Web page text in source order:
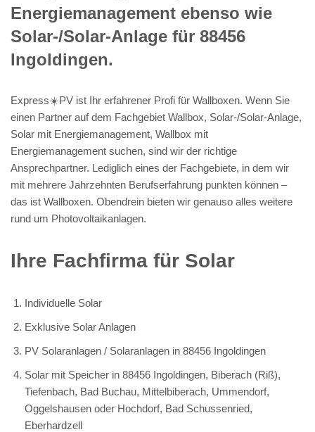
Energiemanagement ebenso wie
Solar-/Solar-Anlage für 88456
Ingoldingen.
Express☀️PV️ ist Ihr erfahrener Profi für Wallboxen. Wenn Sie
einen Partner auf dem Fachgebiet Wallbox, Solar-/Solar-Anlage,
Solar mit Energiemanagement, Wallbox mit
Energiemanagement suchen, sind wir der richtige
Ansprechpartner. Lediglich eines der Fachgebiete, in dem wir
mit mehrere Jahrzehnten Berufserfahrung punkten können –
das ist Wallboxen. Obendrein bieten wir genauso alles weitere
rund um Photovoltaikanlagen.
Ihre Fachfirma für Solar
Individuelle Solar
Exklusive Solar Anlagen
PV Solaranlagen / Solaranlagen in 88456 Ingoldingen
Solar mit Speicher in 88456 Ingoldingen, Biberach (Riß),
Tiefenbach, Bad Buchau, Mittelbiberach, Ummendorf,
Oggelshausen oder Hochdorf, Bad Schussenried,
Eberhardzell